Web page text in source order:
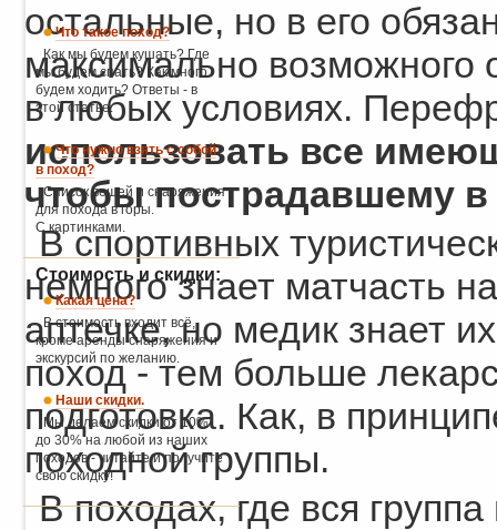
остальные, но в его
максимально
в любых условиях.
использовать все
чтобы пострадавшему в
В спортивных
немного знает матчасть
аптечке, но медик знает
поход - тем больше
подготовка. Как, в
походной группы.
В походах, где вся
Что такое поход?
Как мы будем кушать? Где
мы будем спать? Как много
будем ходить? Ответы - в
этой статье.
Что нужно взять с собой
в поход?
Список вещей и снаряжения
для похода в горы.
С картинками.
Стоимость и скидки:
Какая цена?
В стоимость входит всё,
кроме аренды снаряжения и
экскурсий по желанию.
Наши скидки.
Мы делаем скидки от 10%
до 30% на любой из наших
походов - читайте и получите
свою скидку!